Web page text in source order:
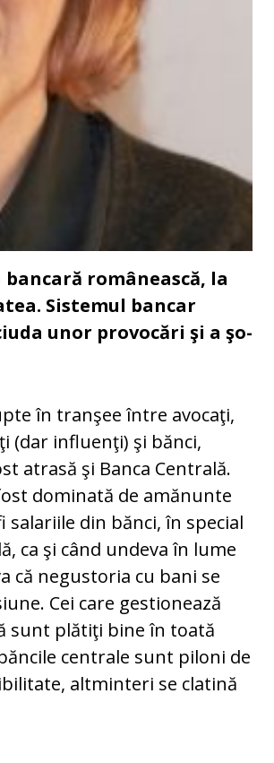
românească, la
Sis­te­mul bancar
unor provocări şi a şo­
în tranşee între avo­caţi,
(dar influenţi) şi bănci,
atrasă şi Banca Centrală.
dominată de amănunte
salariile din bănci, în special
ca şi când undeva în lume
că negustoria cu bani se
Cei care gestionează
sunt plătiţi bine în toată
centrale sunt piloni de
altminteri se cla­tină